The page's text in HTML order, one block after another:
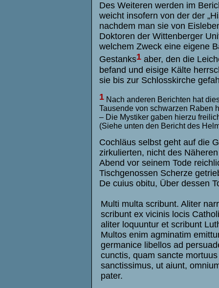
Des Weiteren werden im
weicht insofern von der der
nachdem man sie von
Doktoren der Wittenberger
welchem Zweck eine eigene
Gestanks1 aber, den die
befand und eisige Kälte
sie bis zur Schlosskirche
1 Nach anderen Berichten hat
Tausende von schwarzen Raben
– Die Mystiker gaben hierzu
(Siehe unten den Bericht des
Cochläus selbst geht auf die
zirkulierten, nicht des
Abend vor seinem Tode
Tischgenossen Scherze
De cuius obitu, Über dessen
Multi multa scribunt. Aliter
scribunt ex vicinis locis
aliter loquuntur et scribunt
Multos enim agminatim
germanice libellos ad
cunctis, quam sancte
sanctissimus, ut aiunt,
pater.